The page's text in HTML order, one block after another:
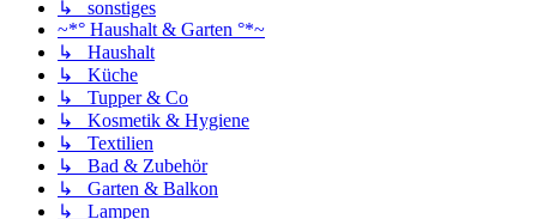
↳ sonstiges
~*° Haushalt & Garten °*~
↳ Haushalt
↳ Küche
↳ Tupper & Co
↳ Kosmetik & Hygiene
↳ Textilien
↳ Bad & Zubehör
↳ Garten & Balkon
↳ Lampen